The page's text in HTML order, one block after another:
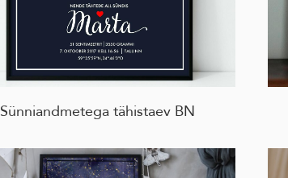
Sünniandmetega tähistaev BN